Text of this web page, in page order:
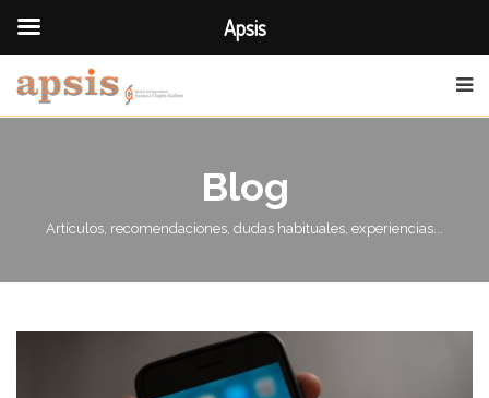
Blog
Artículos, recomendaciones, dudas habituales, experiencias...
Apsis